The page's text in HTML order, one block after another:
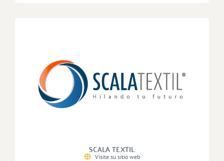
SCALA TEXTIL
Visite su sitio web